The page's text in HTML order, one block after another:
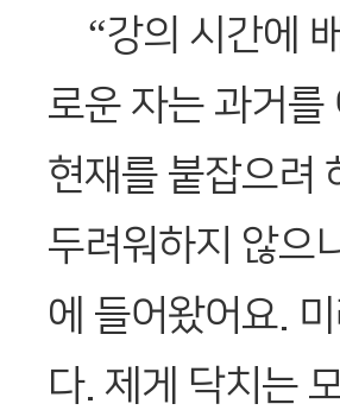
“강의 시간에
로운 자는 과거
현재를 붙잡으려
두려워하지 않으
에 들어왔어요.
다. 제게 닥치는